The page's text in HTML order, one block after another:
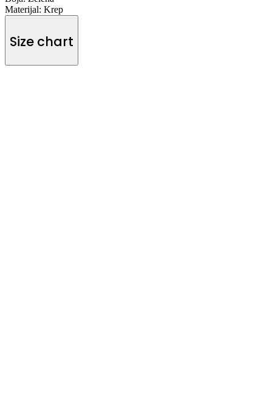
Materijal: Krep
Size chart